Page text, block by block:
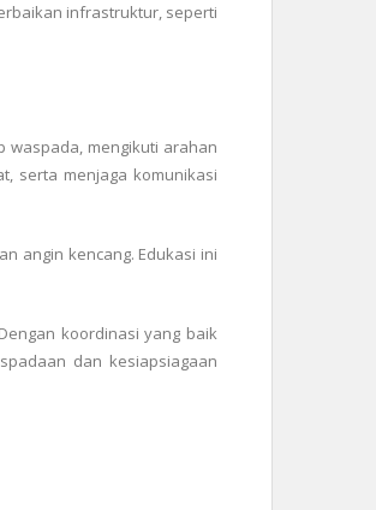
infrastruktur, seperti
waspada, mengikuti arahan
serta menjaga komunikasi
angin kencang. Edukasi ini
koordinasi yang baik
dan kesiapsiagaan